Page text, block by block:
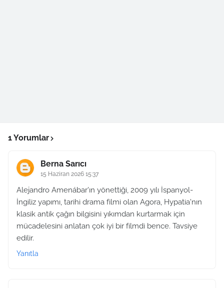
1 Yorumlar
Berna Sarıcı
15 Haziran 2026 15:37
Alejandro Amenábar'ın yönettiği, 2009 yılı İspanyol-
İngiliz yapımı, tarihi drama filmi olan Agora, Hypatia'nın
klasik antik çağın bilgisini yıkımdan kurtarmak için
mücadelesini anlatan çok iyi bir filmdi bence. Tavsiye
edilir.
Yanıtla